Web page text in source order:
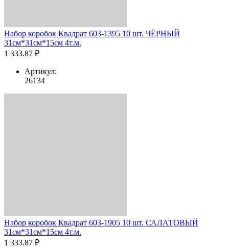
Набор коробок Квадрат 603-1395 10 шт. ЧЁРНЫЙ
31см*31см*15см 4т.м.
1 333.87 ₽
Артикул:
26134
Набор коробок Квадрат 603-1905 10 шт. САЛАТОВЫЙ
31см*31см*15см 4т.м.
1 333.87 ₽